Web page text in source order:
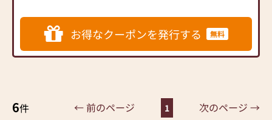
を格調高く展示しました。
■４階
ご家族が集うリビングや居
間でお仏壇と心のふれあい
香道具 掛軸 表装（軸
額）ペット仏壇など<br>
仏壇の修理・お洗濯・リフ
壇の移動や処分、お預かり
お得なクーポンを発行する 無料
6件 ← 前のページ 1 次のページ →